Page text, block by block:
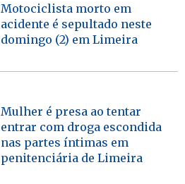
Motociclista morto em
acidente é sepultado neste
domingo (2) em Limeira
Mulher é presa ao tentar
entrar com droga escondida
nas partes íntimas em
penitenciária de Limeira